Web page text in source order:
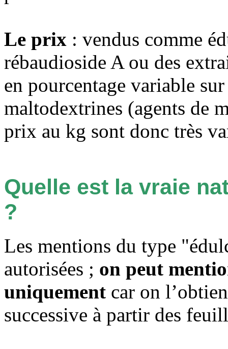
Le prix : vendus comme
rébaudioside A ou des
en pourcentage variable
maltodextrines (agents de
prix au kg sont donc très
Quelle est la vraie
?
Les mentions du type
autorisées ; on peut
uniquement car on
successive à partir des